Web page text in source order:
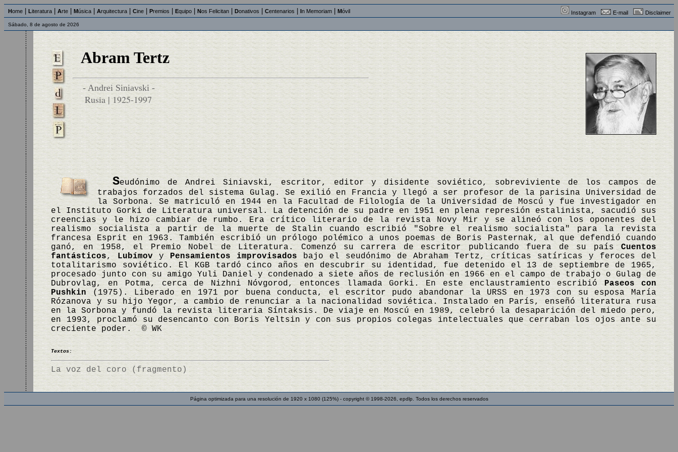
Home Literatura Arte Música Arquitectura Cine Premios Equipo Nos Felicitan Donativos Centenarios In Memoriam Móvil Instagram E-mail Disclaimer
Sábado, 8 de agosto de 2026
Abram Tertz
- Andrei Siniavski -
Rusia | 1925-1997
Seudónimo de Andrei Siniavski, escritor, editor y disidente soviético, sobreviviente de los campos de
trabajos forzados del sistema Gulag. Se exilió en Francia y llegó a ser profesor de la parisina Universidad de
la Sorbona. Se matriculó en 1944 en la Facultad de Filología de la Universidad de Moscú y fue investigador en
el Instituto Gorki de Literatura universal. La detención de su padre en 1951 en plena represión estalinista, sacudió sus
creencias y le hizo cambiar de rumbo. Era crítico literario de la revista Novy Mir y se alineó con los oponentes del
realismo socialista a partir de la muerte de Stalin cuando escribió "Sobre el realismo socialista" para la revista
francesa Esprit en 1963. También escribió un prólogo polémico a unos poemas de Boris Pasternak, al que defendió cuando
ganó, en 1958, el Premio Nobel de Literatura. Comenzó su carrera de escritor publicando fuera de su país Cuentos
fantásticos, Lubímov y Pensamientos improvisados bajo el seudónimo de Abraham Tertz, críticas satíricas y feroces del
totalitarismo soviético. El KGB tardó cinco años en descubrir su identidad, fue detenido el 13 de septiembre de 1965,
procesado junto con su amigo Yuli Daniel y condenado a siete años de reclusión en 1966 en el campo de trabajo o Gulag de
Dubrovlag, en Potma, cerca de Nizhni Nóvgorod, entonces llamada Gorki. En este enclaustramiento escribióPaseos con
Pushkin (1975). Liberado en 1971 por buena conducta, el escritor pudo abandonar la URSS en 1973 con su esposa María
Rózanova y su hijo Yegor, a cambio de renunciar a la nacionalidad soviética. Instalado en París, enseñó literatura rusa
en la Sorbona y fundó la revista literaria Síntaksis. De viaje en Moscú en 1989, celebró la desaparición del miedo pero,
en 1993, proclamó su desencanto con Boris Yeltsin y con sus propios colegas intelectuales que cerraban los ojos ante su
creciente poder. © WK
Textos:
La voz del coro (fragmento)
Página optimizada para una resolución de 1920 x 1080 (125%) - copyright © 1998-2026, epdlp. Todos los derechos reservados